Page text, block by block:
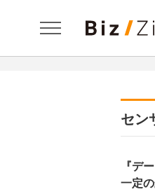
セン
『デ
一定